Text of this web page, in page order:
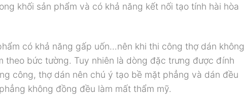
khối sản phẩm và có khả năng kết nối tạo tính hài hòa
có khả năng gấp uốn…nên khi thi công thợ dán không
theo bức tường. Tuy nhiên là dòng đặc trưng được đính
công, thợ dán nên chú ý tạo bề mặt phẳng và dán đều
không đồng đều làm mất thẩm mỹ.